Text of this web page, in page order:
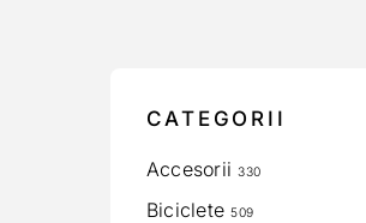
CATEGORII
Accesorii 330
Biciclete 509